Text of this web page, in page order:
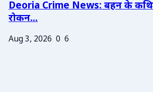
Deoria Crime News: बहन के
रोकन...
Aug 3, 2026 0 6